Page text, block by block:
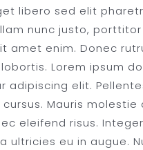
libero sed elit
nunc justo,
amet enim. Donec
Lorem ipsum
adipiscing elit.
Mauris molestie
eleifend risus.
ultricies eu in augue.